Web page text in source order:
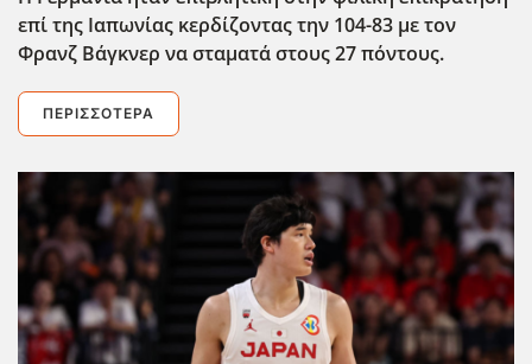
επί της Ιαπωνίας κερδίζοντας την 104-83 με τον
Φρανζ Βάγκνερ να σταματά στους 27 πόντους.
ΠΕΡΙΣΣΌΤΕΡΑ